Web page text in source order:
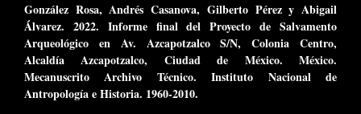
González Rosa, Andrés Casanova, Gilberto Pérez y Abigail
Álvarez. 2022. Informe final del Proyecto de Salvamento
Arqueológico en Av. Azcapotzalco S/N, Colonia Centro,
Alcaldía Azcapotzalco, Ciudad de México. México.
Mecanuscrito Archivo Técnico. Instituto Nacional de
Antropología e Historia. 1960-2010.